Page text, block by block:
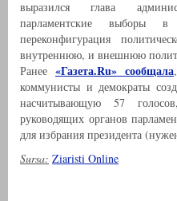
выразился глава
парламентские выборы
переконфигурация
внутреннюю, и внешнюю
Ранее «Газета.Ru» сообщала
коммунисты и демократы
насчитывающую 57
руководящих органов
для избрания президента
Sursa: Ziaristi Online